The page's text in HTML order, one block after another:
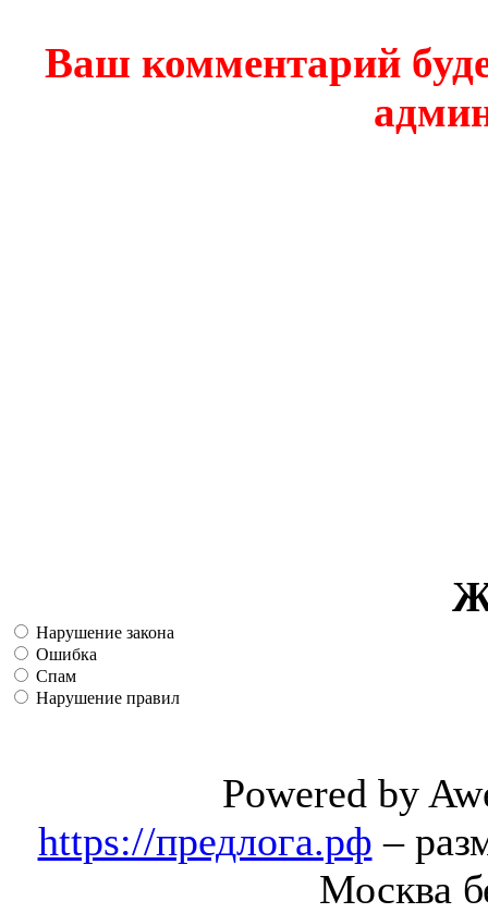
Ваш комментарий
Нарушение закона
Ошибка
Спам
Нарушение правил
Powered by
https://предлога.рф –
Москва